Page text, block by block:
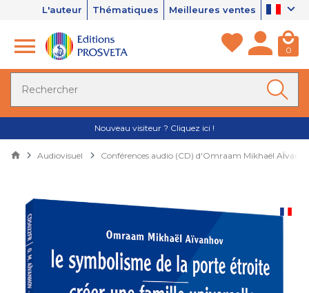
L'auteur Thématiques Meilleures ventes
0
Nouveau visiteur ? Cliquez ici !
Audiovisuel Conférences audio (CD) d'Omraam Mikhaël